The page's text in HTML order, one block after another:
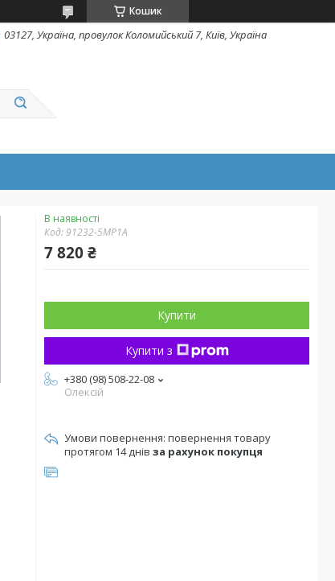
Кошик
03127, Україна, провулок Коломийський 7, Київ, Україна
В наявності
Код:91232-5MP1A
7 820 ₴
Купити
Купити з
+380 (98) 508-22-08
Олексій
повернення товару
протягом 14 днів за рахунок покупця